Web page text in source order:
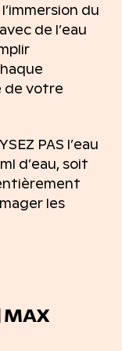
du
de l’eau
de votre
PAS l’eau
d’eau, soit
les